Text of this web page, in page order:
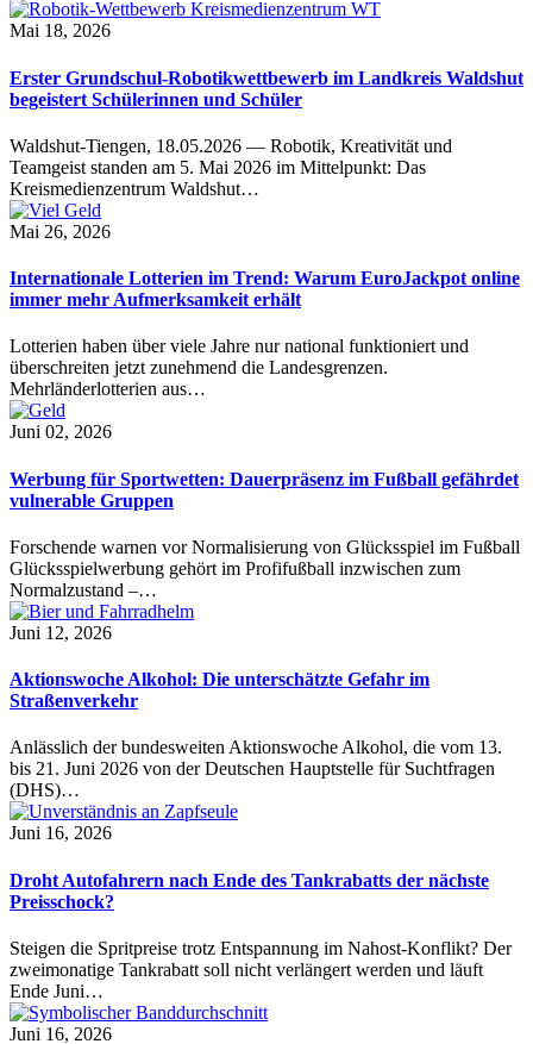
Mai 18, 2026
Erster Grundschul-Robotikwettbewerb im Landkreis Waldshut
begeistert Schülerinnen und Schüler
Waldshut-Tiengen, 18.05.2026 — Robotik, Kreativität und
Teamgeist standen am 5. Mai 2026 im Mittelpunkt: Das
Kreismedienzentrum Waldshut…
Mai 26, 2026
Internationale Lotterien im Trend: Warum EuroJackpot online
immer mehr Aufmerksamkeit erhält
Lotterien haben über viele Jahre nur national funktioniert und
überschreiten jetzt zunehmend die Landesgrenzen.
Mehrländerlotterien aus…
Juni 02, 2026
Werbung für Sportwetten: Dauerpräsenz im Fußball gefährdet
vulnerable Gruppen
Forschende warnen vor Normalisierung von Glücksspiel im Fußball
Glücksspielwerbung gehört im Profifußball inzwischen zum
Normalzustand –…
Juni 12, 2026
Aktionswoche Alkohol: Die unterschätzte Gefahr im
Straßenverkehr
Anlässlich der bundesweiten Aktionswoche Alkohol, die vom 13.
bis 21. Juni 2026 von der Deutschen Hauptstelle für Suchtfragen
(DHS)…
Juni 16, 2026
Droht Autofahrern nach Ende des Tankrabatts der nächste
Preisschock?
Steigen die Spritpreise trotz Entspannung im Nahost-Konflikt? Der
zweimonatige Tankrabatt soll nicht verlängert werden und läuft
Ende Juni…
Juni 16, 2026